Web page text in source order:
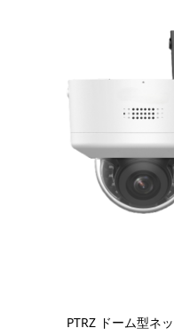
PTRZ ドーム型ネ